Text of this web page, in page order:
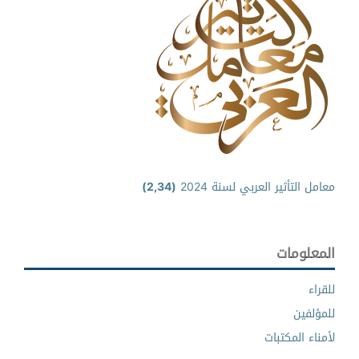
معامل التأثير العربي لسنة 2024 (2,34)
المعلومات
للقراء
للمؤلفين
لأمناء المكتبات